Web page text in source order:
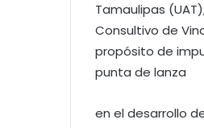
Tamaulipas
Consultivo de
propósito de
punta de lanza
en el desarrollo